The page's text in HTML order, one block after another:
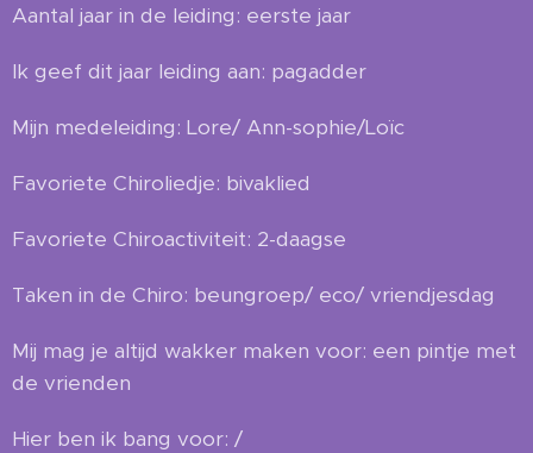
Aantal jaar in de leiding: eerste jaar
Ik geef dit jaar leiding aan: pagadder
Mijn medeleiding: Lore/ Ann-sophie/Loïc
Favoriete Chiroliedje: bivaklied
Favoriete Chiroactiviteit: 2-daagse
Taken in de Chiro: beungroep/ eco/ vriendjesdag
Mij mag je altijd wakker maken voor: een pintje met
de vrienden
Hier ben ik bang voor: /